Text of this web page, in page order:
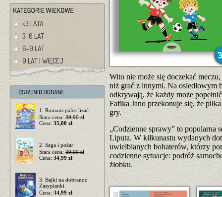
<3 LATA
3-6 LAT
6-9 LAT
9 LAT I WIĘCEJ
1. Romans palce lizać
Stara cena: 39,90 zł
Cena: 35,00 zł
2. Saga i pożar
Stara cena: 39,99 zł
Cena: 34,99 zł
3. Bajki na dobranoc
Zasypianki
Cena: 34,99 zł
Wito nie może się doczekać
niż grać z innymi. Na osiedlowym
odkrywają, że każdy może
Fafika Jano przekonuje się, że
gry.
„Codzienne sprawy” to popularna
Liputa. W kilkunastu wydanych
uwielbianych bohaterów, którzy
codzienne sytuacje: podróż
żłobku.